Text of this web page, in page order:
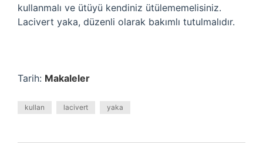
kullanmalı ve ütüyü kendiniz ütülememelisiniz.
Lacivert yaka, düzenli olarak bakımlı tutulmalıdır.
Tarih: Makaleler
kullan lacivert yaka